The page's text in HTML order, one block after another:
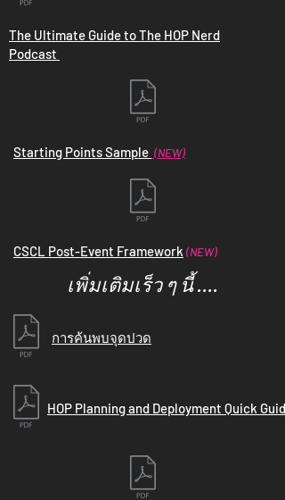
The Ultimate Guide to The HOP Nerd
Podcast
Starting Points Sample (NEW)
CSCL Post-Event Framework (NEW)
เพิ่มเติมเร็ว ๆ นี้ ....
การค้นพบจุดปวด
HOP Planning and Deployment Quick